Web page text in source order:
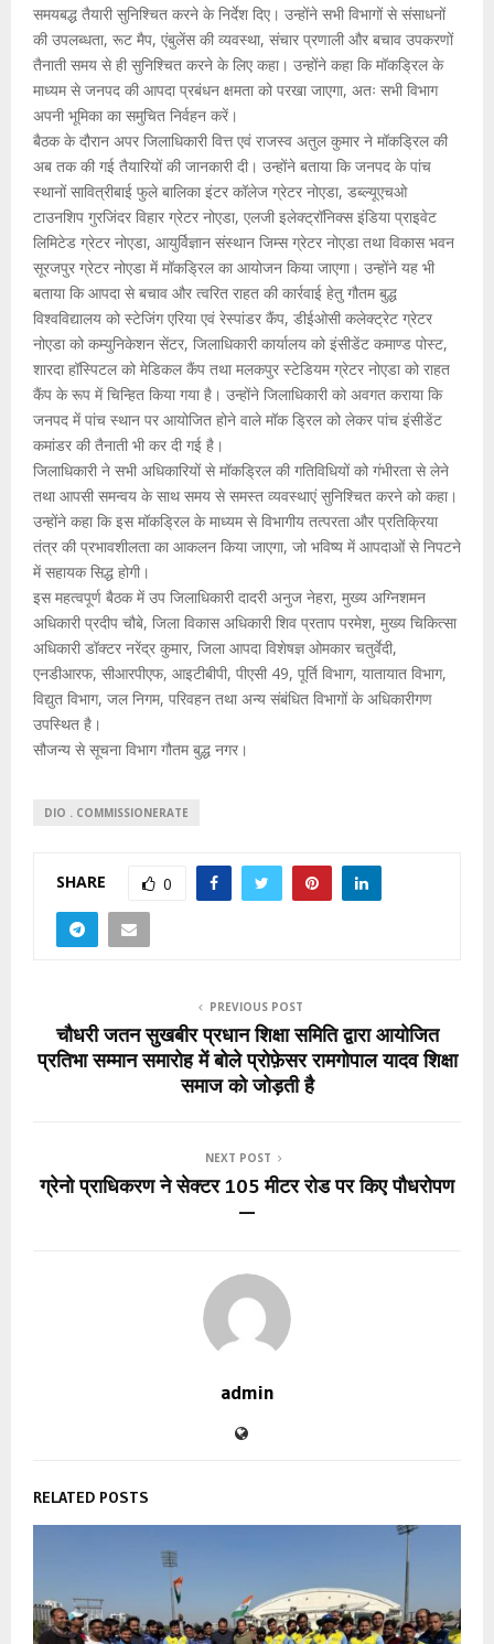
समयबद्ध तैयारी सुनिश्चित करने के निर्देश दिए। उन्होंने सभी विभागों से संसाधनों
की उपलब्धता, रूट मैप, एंबुलेंस की व्यवस्था, संचार प्रणाली और बचाव उपकरणों
तैनाती समय से ही सुनिश्चित करने के लिए कहा। उन्होंने कहा कि मॉकड्रिल के
माध्यम से जनपद की आपदा प्रबंधन क्षमता को परखा जाएगा, अतः सभी विभाग
अपनी भूमिका का समुचित निर्वहन करें।
बैठक के दौरान अपर जिलाधिकारी वित्त एवं राजस्व अतुल कुमार ने मॉकड्रिल की
अब तक की गई तैयारियों की जानकारी दी। उन्होंने बताया कि जनपद के पांच
स्थानों सावित्रीबाई फुले बालिका इंटर कॉलेज ग्रेटर नोएडा, डब्ल्यूएचओ
टाउनशिप गुरजिंदर विहार ग्रेटर नोएडा, एलजी इलेक्ट्रॉनिक्स इंडिया प्राइवेट
लिमिटेड ग्रेटर नोएडा, आयुर्विज्ञान संस्थान जिम्स ग्रेटर नोएडा तथा विकास भवन
सूरजपुर ग्रेटर नोएडा में मॉकड्रिल का आयोजन किया जाएगा। उन्होंने यह भी
बताया कि आपदा से बचाव और त्वरित राहत की कार्रवाई हेतु गौतम बुद्ध
विश्वविद्यालय को स्टेजिंग एरिया एवं रेस्पांडर कैंप, डीईओसी कलेक्ट्रेट ग्रेटर
नोएडा को कम्युनिकेशन सेंटर, जिलाधिकारी कार्यालय को इंसीडेंट कमाण्ड पोस्ट,
शारदा हॉस्पिटल को मेडिकल कैंप तथा मलकपुर स्टेडियम ग्रेटर नोएडा को राहत
कैंप के रूप में चिन्हित किया गया है। उन्होंने जिलाधिकारी को अवगत कराया कि
जनपद में पांच स्थान पर आयोजित होने वाले मॉक ड्रिल को लेकर पांच इंसीडेंट
कमांडर की तैनाती भी कर दी गई है।
जिलाधिकारी ने सभी अधिकारियों से मॉकड्रिल की गतिविधियों को गंभीरता से लेने
तथा आपसी समन्वय के साथ समय से समस्त व्यवस्थाएं सुनिश्चित करने को कहा।
उन्होंने कहा कि इस मॉकड्रिल के माध्यम से विभागीय तत्परता और प्रतिक्रिया
तंत्र की प्रभावशीलता का आकलन किया जाएगा, जो भविष्य में आपदाओं से निपटने
में सहायक सिद्ध होगी।
इस महत्वपूर्ण बैठक में उप जिलाधिकारी दादरी अनुज नेहरा, मुख्य अग्निशमन
अधिकारी प्रदीप चौबे, जिला विकास अधिकारी शिव प्रताप परमेश, मुख्य चिकित्सा
अधिकारी डॉक्टर नरेंद्र कुमार, जिला आपदा विशेषज्ञ ओमकार चतुर्वेदी,
एनडीआरफ, सीआरपीएफ, आइटीबीपी, पीएसी 49, पूर्ति विभाग, यातायात विभाग,
विद्युत विभाग, जल निगम, परिवहन तथा अन्य संबंधित विभागों के अधिकारीगण
उपस्थित है।
सौजन्य से सूचना विभाग गौतम बुद्ध नगर।
DIO . COMMISSIONERATE
SHARE 0
PREVIOUS POST
चौधरी जतन सुखबीर प्रधान शिक्षा समिति द्वारा आयोजित
प्रतिभा सम्मान समारोह में बोले प्रोफ़ेसर रामगोपाल यादव शिक्षा
समाज को जोड़ती है
NEXT POST
ग्रेनो प्राधिकरण ने सेक्टर 105 मीटर रोड पर किए पौधरोपण
—
admin
RELATED POSTS